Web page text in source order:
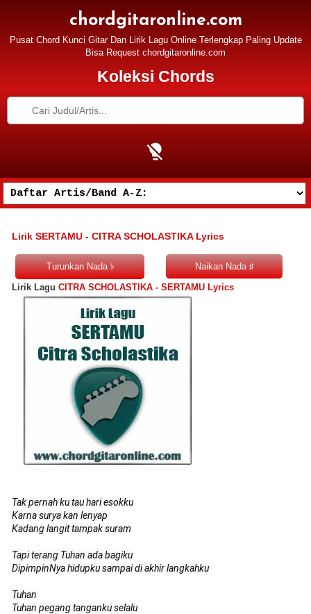
chordgitaronline.com
Pusat Chord Kunci Gitar Dan Lirik Lagu Online Terlengkap Paling Update
Bisa Request chordgitaronline.com
Koleksi Chords
Lirik SERTAMU - CITRA SCHOLASTIKA Lyrics
Lirik Lagu CITRA SCHOLASTIKA - SERTAMU Lyrics
Tak pernah ku tau hari esokku
Karna surya kan lenyap
Kadang langit tampak suram
Tapi terang Tuhan ada bagiku
DipimpinNya hidupku sampai di akhir langkahku
Tuhan
Tuhan pegang tanganku selalu